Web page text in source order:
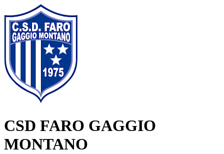
CSD FARO GAGGIO
MONTANO